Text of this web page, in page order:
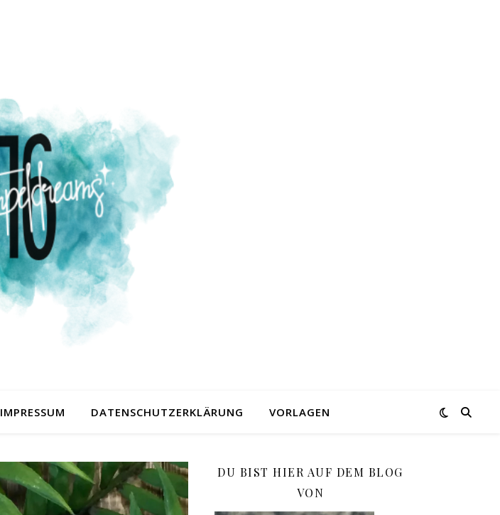
IMPRESSUM DATENSCHUTZERKLÄRUNG VORLAGEN
DU BIST HIER AUF DEM BLOG
VON